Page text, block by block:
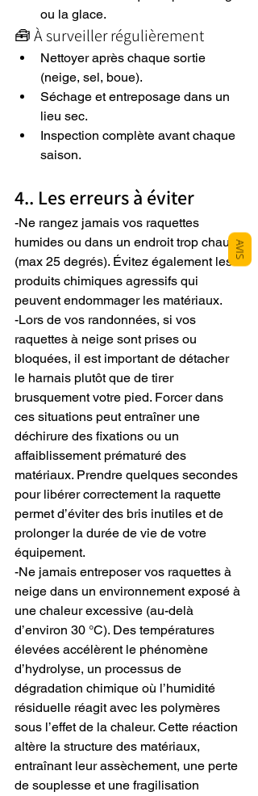
ou la glace.
🧰 À surveiller régulièrement
Nettoyer après chaque sortie
(neige, sel, boue).
Séchage et entreposage dans un
lieu sec.
Inspection complète avant chaque
saison.
4.. Les erreurs à éviter
-Ne rangez jamais vos raquettes
humides ou dans un endroit trop chaud
(max 25 degrés). Évitez également les
produits chimiques agressifs qui
peuvent endommager les matériaux.
-Lors de vos randonnées, si vos
raquettes à neige sont prises ou
bloquées, il est important de détacher
le harnais plutôt que de tirer
brusquement votre pied. Forcer dans
ces situations peut entraîner une
déchirure des fixations ou un
affaiblissement prématuré des
matériaux. Prendre quelques secondes
pour libérer correctement la raquette
permet d’éviter des bris inutiles et de
prolonger la durée de vie de votre
équipement.
-Ne jamais entreposer vos raquettes à
neige dans un environnement exposé à
une chaleur excessive (au-delà
d’environ 30 °C). Des températures
élevées accélèrent le phénomène
d’hydrolyse, un processus de
dégradation chimique où l’humidité
résiduelle réagit avec les polymères
sous l’effet de la chaleur. Cette réaction
altère la structure des matériaux,
entraînant leur assèchement, une perte
de souplesse et une fragilisation
AVIS